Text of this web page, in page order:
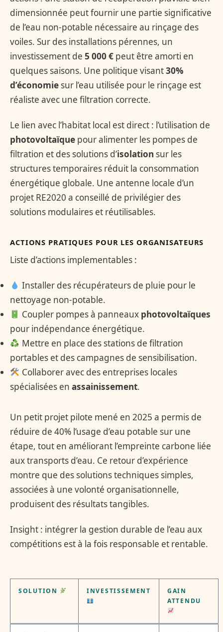
dimensionnée peut fournir une partie significative
de l’eau non-potable nécessaire au rinçage des
voiles. Sur des installations pérennes, un
investissement de 5 000 € peut être amorti en
quelques saisons. Une politique visant30%
d’économie sur l’eau utilisée pour le rinçage est
réaliste avec une filtration correcte.
Le lien avec l’habitat local est direct : l’utilisation de
photovoltaïque pour alimenter les pompes de
filtration et des solutions d’isolation sur les
structures temporaires réduit la consommation
énergétique globale. Une antenne locale d’un
projet RE2020 a conseillé de privilégier des
solutions modulaires et réutilisables.
ACTIONS PRATIQUES POUR LES ORGANISATEURS
Liste d’actions implementables :
Installer des récupérateurs de pluie pour le
nettoyage non-potable.
Coupler pompes à panneaux photovoltaïques
pour indépendance énergétique.
Mettre en place des stations de filtration
portables et des campagnes de sensibilisation.
Collaborer avec des entreprises locales
spécialisées en assainissement.
Un petit projet pilote mené en 2025 a permis de
réduire de 40% l’usage d’eau potable sur une
étape, tout en améliorant l’empreinte carbone liée
aux transports d’eau. Ce retour d’expérience
montre que des solutions techniques simples,
associées à une volonté organisationnelle,
produisent des résultats tangibles.
Insight : intégrer la gestion durable de l’eau aux
compétitions est à la fois responsable et rentable.
SOLUTION INVESTISSEMENT
GAIN
ATTENDU